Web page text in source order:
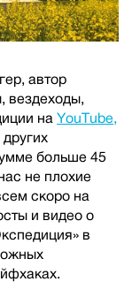
автор
вездеходы,
на YouTube,
других
больше 45
не плохие
скоро на
и видео о
в